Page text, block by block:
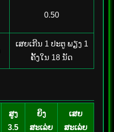
0.50
ເສຍເກີນ 1 ປະຕູ ພຽງ 1
ຄັ້ງໃນ 18 ນັດ
ສູງ
3.5
ຍິງ
ສະເລ່ຍ
ເສຍ
ສະເລ່ຍ